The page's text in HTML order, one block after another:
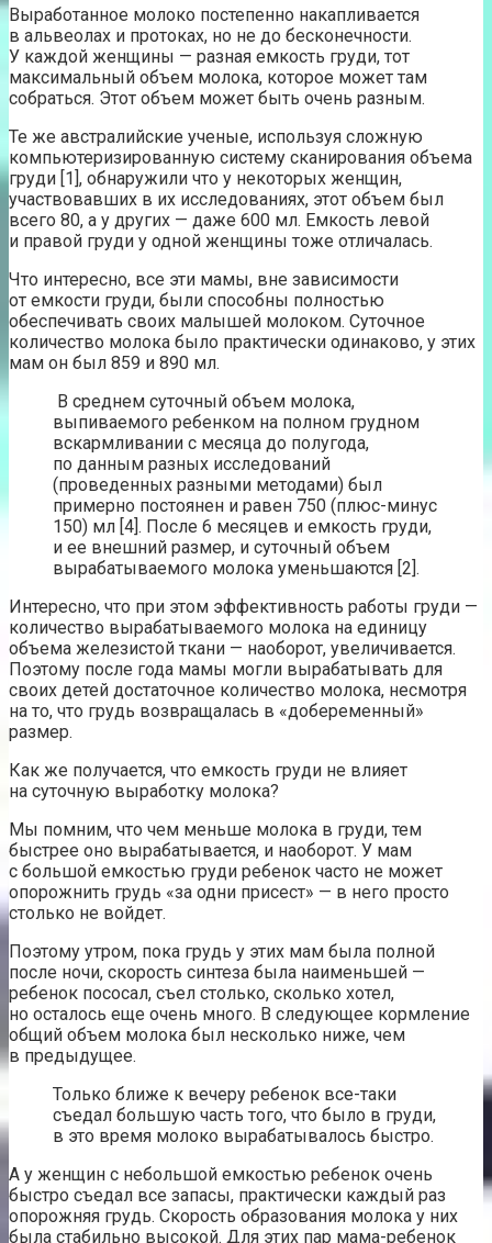
Выработанное молоко постепенно накапливается
в альвеолах и протоках, но не до бесконечности.
У каждой женщины — разная емкость груди, тот
максимальный объем молока, которое может там
собраться. Этот объем может быть очень разным.
Те же австралийские ученые, используя сложную
компьютеризированную систему сканирования объема
груди [1], обнаружили что у некоторых женщин,
участвовавших в их исследованиях, этот объем был
всего 80, а у других — даже 600 мл. Емкость левой
и правой груди у одной женщины тоже отличалась.
Что интересно, все эти мамы, вне зависимости
от емкости груди, были способны полностью
обеспечивать своих малышей молоком. Суточное
количество молока было практически одинаково, у этих
мам он был 859 и 890 мл.
В среднем суточный объем молока,
выпиваемого ребенком на полном грудном
вскармливании с месяца до полугода,
по данным разных исследований
(проведенных разными методами) был
примерно постоянен и равен 750 (плюс-минус
150) мл [4]. После 6 месяцев и емкость груди,
и ее внешний размер, и суточный объем
вырабатываемого молока уменьшаются [2].
Интересно, что при этом эффективность работы груди —
количество вырабатываемого молока на единицу
объема железистой ткани — наоборот, увеличивается.
Поэтому после года мамы могли вырабатывать для
своих детей достаточное количество молока, несмотря
на то, что грудь возвращалась в «добеременный»
размер.
Как же получается, что емкость груди не влияет
на суточную выработку молока?
Мы помним, что чем меньше молока в груди, тем
быстрее оно вырабатывается, и наоборот. У мам
с большой емкостью груди ребенок часто не может
опорожнить грудь «за одни присест» — в него просто
столько не войдет.
Поэтому утром, пока грудь у этих мам была полной
после ночи, скорость синтеза была наименьшей —
ребенок пососал, съел столько, сколько хотел,
но осталось еще очень много. В следующее кормление
общий объем молока был несколько ниже, чем
в предыдущее.
Только ближе к вечеру ребенок все-таки
съедал большую часть того, что было в груди,
в это время молоко вырабатывалось быстро.
А у женщин с небольшой емкостью ребенок очень
быстро съедал все запасы, практически каждый раз
опорожняя грудь. Скорость образования молока у них
была стабильно высокой. Для этих пар мама-ребенок